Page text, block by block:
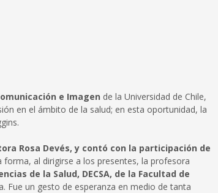
e Imagen de la Universidad de Chile,
en el ámbito de la salud; en esta oportunidad, la
Rosa Devés, y contó con la participación de
forma, al dirigirse a los presentes, la profesora
de la Salud, DECSA, de la Facultad de
Fue un gesto de esperanza en medio de tanta